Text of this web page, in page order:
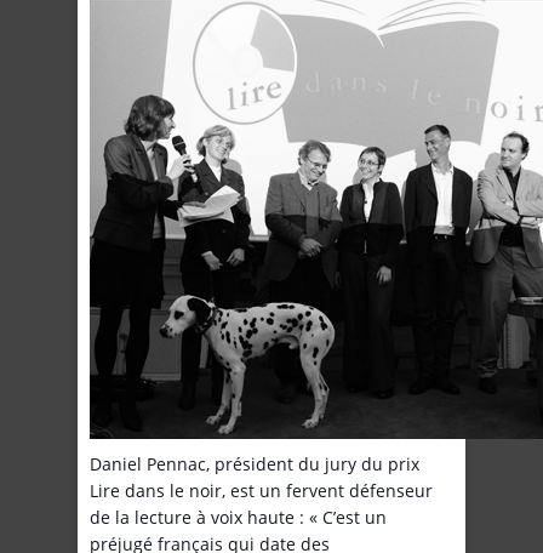
Daniel Pennac, président du jury du prix
Lire dans le noir, est un fervent défenseur
de la lecture à voix haute : « C’est un
préjugé français qui date des